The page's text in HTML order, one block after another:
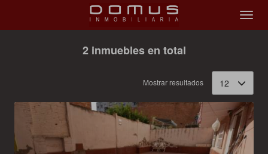
2 inmuebles en total
Mostrar resultados 12